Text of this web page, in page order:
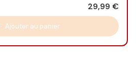
29,99 €
Ajouter au panier